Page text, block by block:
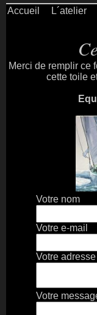
Accueil L´atelier
Merci de remplir ce
cette toile
Votre nom
Votre e-mail
Votre
Votre